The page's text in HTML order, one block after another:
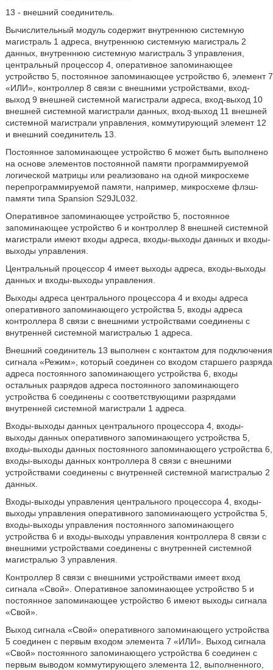
13 - внешний соединитель.
Вычислительный модуль содержит внутреннюю системную
магистраль 1 адреса, внутреннюю системную магистраль 2
данных, внутреннюю системную магистраль 3 управления,
центральный процессор 4, оперативное запоминающее
устройство 5, постоянное запоминающее устройство 6, элемент 7
«ИЛИ», контроллер 8 связи с внешними устройствами, вход-
выход 9 внешней системной магистрали адреса, вход-выход 10
внешней системной магистрали данных, вход-выход 11 внешней
системной магистрали управления, коммутирующий элемент 12
и внешний соединитель 13.
Постоянное запоминающее устройство 6 может быть выполнено
на основе элементов постоянной памяти программируемой
логической матрицы или реализовано на одной микросхеме
перепрограммируемой памяти, например, микросхеме флэш-
памяти типа Spansion S29JL032.
Оперативное запоминающее устройство 5, постоянное
запоминающее устройство 6 и контроллер 8 внешней системной
магистрали имеют входы адреса, входы-выходы данных и входы-
выходы управления.
Центральный процессор 4 имеет выходы адреса, входы-выходы
данных и входы-выходы управления.
Выходы адреса центрального процессора 4 и входы адреса
оперативного запоминающего устройства 5, входы адреса
контроллера 8 связи с внешними устройствами соединены с
внутренней системной магистралью 1 адреса.
Внешний соединитель 13 выполнен с контактом для подключения
сигнала «Режим», который соединен со входом старшего разряда
адреса постоянного запоминающего устройства 6, входы
остальных разрядов адреса постоянного запоминающего
устройства 6 соединены с соответствующими разрядами
внутренней системной магистрали 1 адреса.
Входы-выходы данных центрального процессора 4, входы-
выходы данных оперативного запоминающего устройства 5,
входы-выходы данных постоянного запоминающего устройства 6,
входы-выходы данных контроллера 8 связи с внешними
устройствами соединены с внутренней системной магистралью 2
данных.
Входы-выходы управления центрального процессора 4, входы-
выходы управления оперативного запоминающего устройства 5,
входы-выходы управления постоянного запоминающего
устройства 6 и входы-выходы управления контроллера 8 связи с
внешними устройствами соединены с внутренней системной
магистралью 3 управления.
Контроллер 8 связи с внешними устройствами имеет вход
сигнала «Свой». Оперативное запоминающее устройство 5 и
постоянное запоминающее устройство 6 имеют выходы сигнала
«Свой».
Выход сигнала «Свой» оперативного запоминающего устройства
5 соединен с первым входом элемента 7 «ИЛИ». Выход сигнала
«Свой» постоянного запоминающего устройства 6 соединен с
первым выводом коммутирующего элемента 12, выполненного,